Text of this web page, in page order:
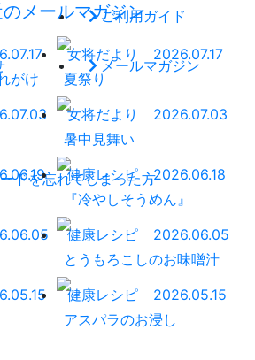
ご利用ガイド
メールマガジン
ドを忘れてしまった方
メールマガジン
がけ
女将だより
2026.07.17
夏祭り
女将だより
2026.07.03
暑中見舞い
健康レシピ 2026.06.18
『冷やしそうめん』
健康レシピ
2026.06.05
とうもろこしのお味噌汁
健康レシピ
2026.05.15
アスパラのお浸し